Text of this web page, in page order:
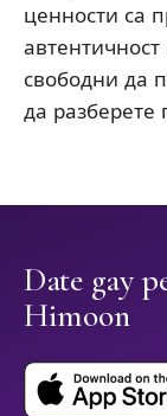
ценности са
автентичност
свободни да
да разберете
Date gay
Himoon